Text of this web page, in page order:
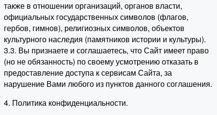
также в отношении организаций, органов власти,
официальных государственных символов (флагов,
гербов, гимнов), религиозных символов, объектов
культурного наследия (памятников истории и культуры).
3.3. Вы признаете и соглашаетесь, что Сайт имеет право
(но не обязанность) по своему усмотрению отказать в
предоставление доступа к сервисам Сайта, за
нарушение Вами любого из пунктов данного соглашения.
4. Политика конфиденциальности.